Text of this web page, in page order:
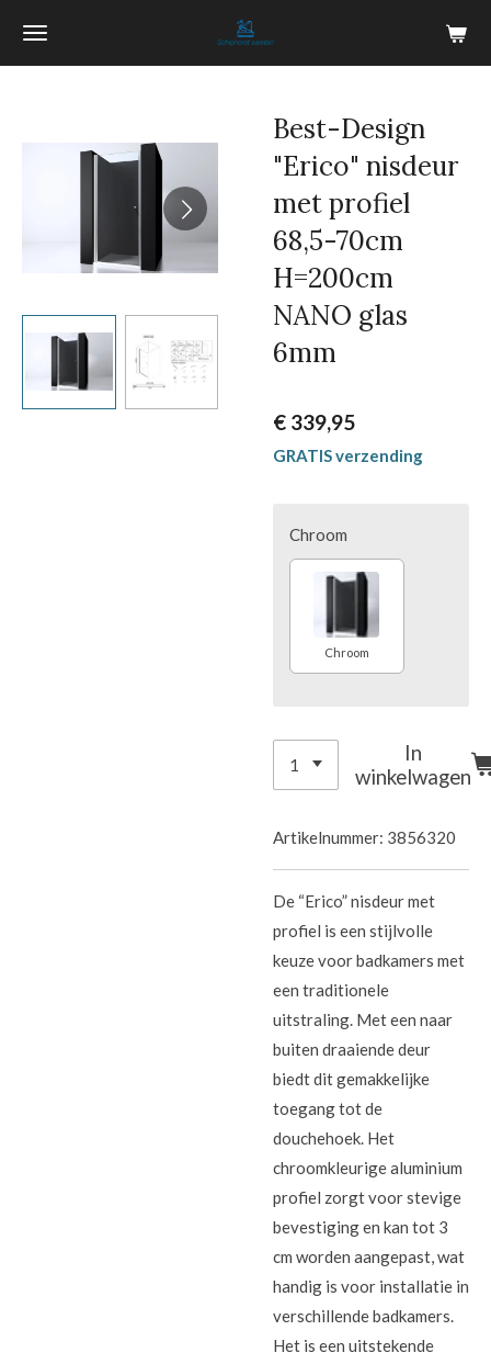
Ga
Best-Design
"Erico" nisdeur
met profiel
68,5-70cm
H=200cm
NANO glas
6mm
€ 339,95
GRATIS verzending
Chroom
Chroom
In
winkelwagen
Artikelnummer: 3856320
De “Erico” nisdeur met
profiel is een stijlvolle
keuze voor badkamers met
een traditionele
uitstraling. Met een naar
buiten draaiende deur
biedt dit gemakkelijke
toegang tot de
douchehoek. Het
chroomkleurige aluminium
profiel zorgt voor stevige
bevestiging en kan tot 3
cm worden aangepast, wat
handig is voor installatie in
verschillende badkamers.
Het is een uitstekende